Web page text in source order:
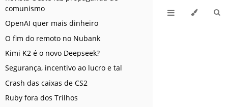
comunismo
OpenAI quer mais dinheiro
O fim do remoto no Nubank
Kimi K2 é o novo Deepseek?
Segurança, incentivo ao lucro e tal
Crash das caixas de CS2
Ruby fora dos Trilhos